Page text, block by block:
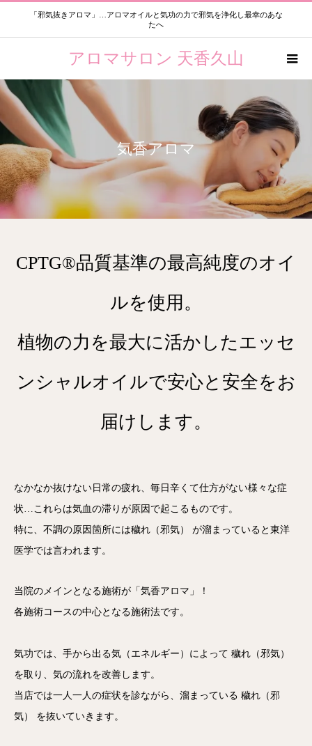
「邪気抜きアロマ」…アロマオイルと気功の力で邪気を浄化し最幸のあな
たへ
アロマサロン 天香久山
気香アロマ
CPTG®品質基準の最高純度のオイ
ルを使用。
植物の力を最大に活かしたエッセ
ンシャルオイルで安心と安全をお
届けします。
なかなか抜けない日常の疲れ、毎日辛くて仕方がない様々な症
状…これらは気血の滞りが原因で起こるものです。
特に、不調の原因箇所には穢れ（邪気）
が溜まっていると東洋
医学では言われます。
当院のメインとなる施術が「気香アロマ」！
各施術コースの中心となる施術法です。
気功では、手から出る気（エネルギー）によって 穢れ（邪気）
を取り、気の流れを改善します。
当店では一人一人の症状を診ながら、溜まっている 穢れ（邪
気）
を抜いていきます。